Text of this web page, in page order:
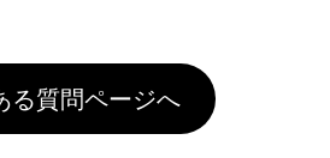
ログインがされていなければ、ラン
トがされません。
、水洗いで落とすことが可能です。
が、お客様ご自身にて着用前に落と
けますようお願いいたします。※1
直送機能でのご注文に関わらず、前
よるお値引きで4,000円未満になる
がかかりますので、ご注意くださ
る質問ページへ